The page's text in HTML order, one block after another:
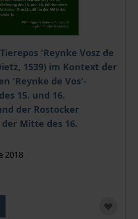
'Reynke Vosz de
1539) im Kontext der
'Reynke de Vos'-
15. und 16.
der Rostocker
Mitte des 16.
richtet sich nach der
2018